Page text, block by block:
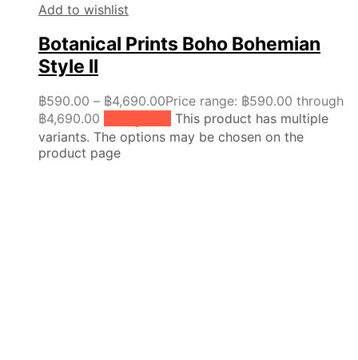
Add to wishlist
Botanical Prints Boho Bohemian
Style ll
฿590.00 – ฿4,690.00Price range: ฿590.00 through
฿4,690.00
This product has multiple
variants. The options may be chosen on the
product page